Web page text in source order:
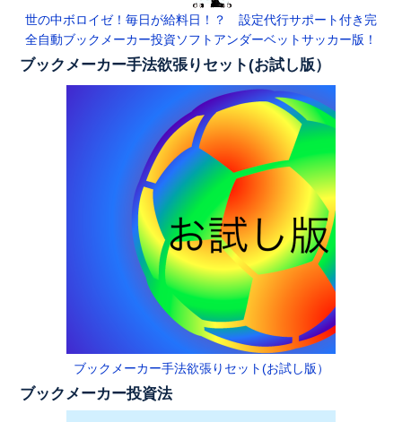
世の中ボロイゼ！毎日が給料日！？ 設定代行サポート付き完
全自動ブックメーカー投資ソフトアンダーベットサッカー版！
ブックメーカー手法欲張りセット(お試し版）
ブックメーカー手法欲張りセット(お試し版）
ブックメーカー投資法